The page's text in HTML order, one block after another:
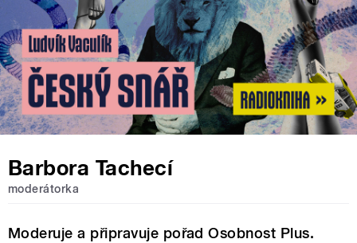
Barbora Tachecí
moderátorka
Moderuje a připravuje pořad Osobnost Plus.